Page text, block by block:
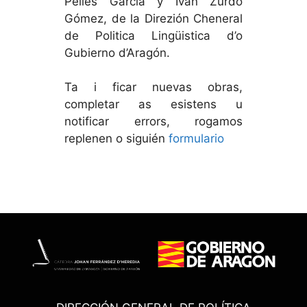
Gómez, de la Direzión Cheneral
de Politica Lingüistica d’o
Gubierno d’Aragón.
Ta i ficar nuevas obras,
completar as esistens u
notificar errors, rogamos
replenen o siguién formulario